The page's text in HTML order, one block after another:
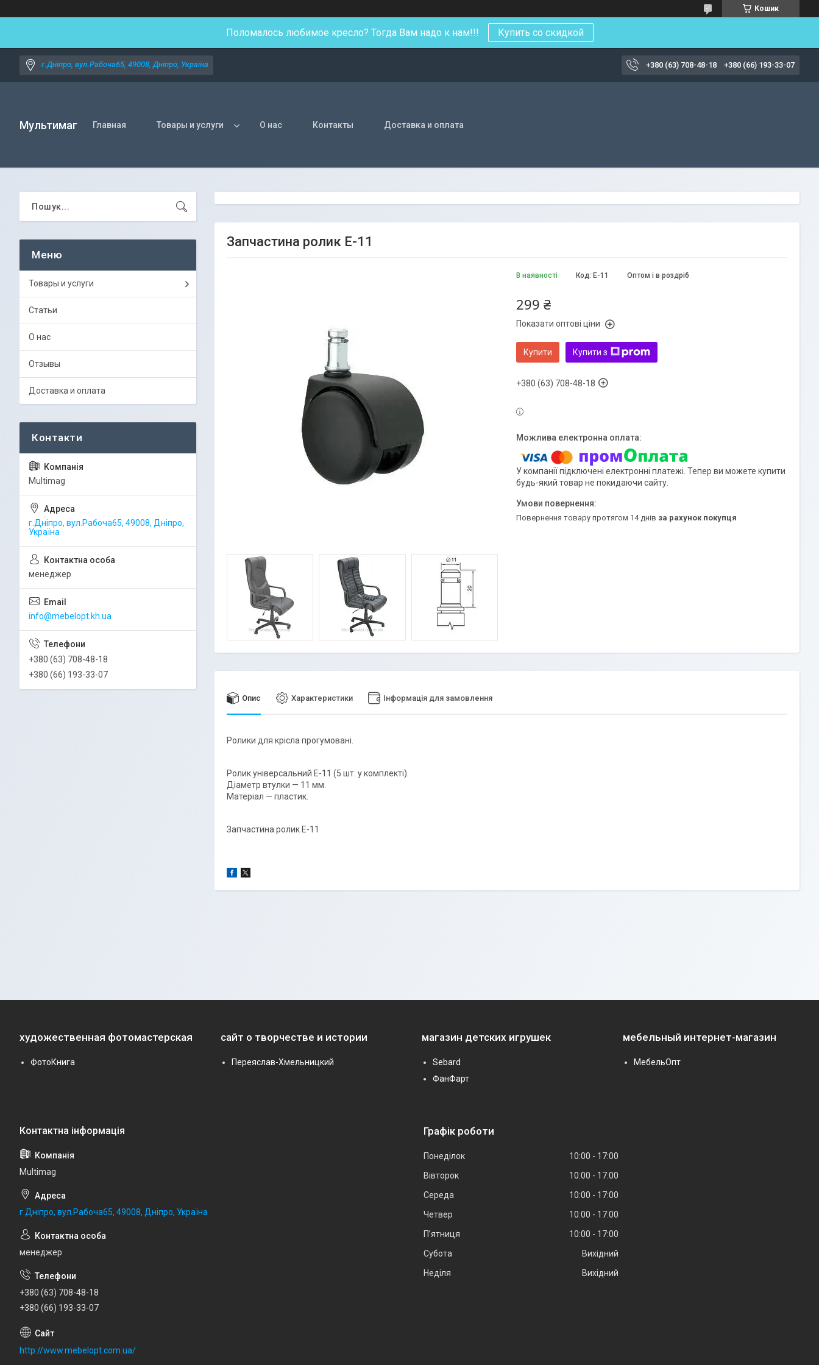
Кошик
Поломалось любимое кресло? Тогда Вам надо к нам!!! Купить со скидкой
г.Дніпро, вул.Рабоча65, 49008, Дніпро, Україна +380 (63) 708-48-18 +380 (66) 193-33-07
Мультимаг Главная Товары и услуги О нас Контакты Доставка и оплата
Запчастина ролик E-11
В наявності Оптом і в роздріб
Код: E-11
299 ₴
Показати оптові ціни
Купити Купити з
+380 (63) 708-48-18
У компанії підключені електронні платежі. Тепер ви можете купити
будь-який товар не покидаючи сайту.
повернення товару протягом 14 днів за рахунок покупця
Опис Характеристики Інформація для замовлення
Ролики для крісла прогумовані.
Ролик універсальний E-11 (5 шт. у комплекті).
Діаметр втулки — 11 мм.
Матеріал — пластик.
Запчастина ролик E-11
Товары и услуги
Статьи
О нас
Отзывы
Доставка и оплата
Multimag
г.Дніпро, вул.Рабоча65, 49008, Дніпро,
Україна
менеджер
info@mebelopt.kh.ua
+380 (63) 708-48-18
+380 (66) 193-33-07
художественная фотомастерская
ФотоКнига
сайт о творчестве и истории
Переяслав-Хмельницкий
магазин детских игрушек
Sebard
ФанФарт
мебельный интернет-магазин
МебельОпт
Multimag
г.Дніпро, вул.Рабоча65, 49008, Дніпро, Україна
менеджер
+380 (63) 708-48-18
+380 (66) 193-33-07
http://www.mebelopt.com.ua/
Графік роботи
Понеділок 10:00
17:00
Вівторок
10:00
17:00
Середа
10:00
17:00
Четвер
10:00
17:00
Пʼятниця
10:00
17:00
Субота
Вихідний
Неділя
Вихідний